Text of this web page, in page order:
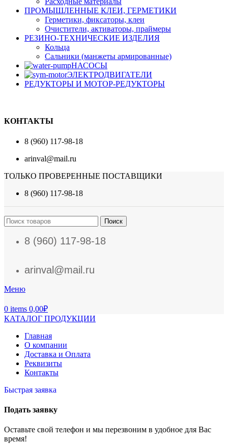
ПРОМЫШЛЕННЫЕ КЛЕИ, ГЕРМЕТИКИ
Герметики, фиксаторы, клеи
Очистители, активаторы, праймеры
РЕЗИНО-ТЕХНИЧЕСКИЕ ИЗДЕЛИЯ
Кольца
Сальники (манжеты армированные)
НАСОСЫ
ЭЛЕКТРОДВИГАТЕЛИ
РЕДУКТОРЫ И МОТОР-РЕДУКТОРЫ
КОНТАКТЫ
8 (960) 117-98-18
arinval@mail.ru
ТОЛЬКО ПРОВЕРЕННЫЕ ПОСТАВЩИКИ
8 (960) 117-98-18
Поиск
8 (960) 117-98-18
arinval@mail.ru
Меню
0 items 0,00₽
КАТАЛОГ ПРОДУКЦИИ
Главная
О компании
Доставка и Оплата
Реквизиты
Контакты
Быстрая заявка
Подать заявку
Оставьте свой телефон и мы перезвоним в удобное для Вас
время!